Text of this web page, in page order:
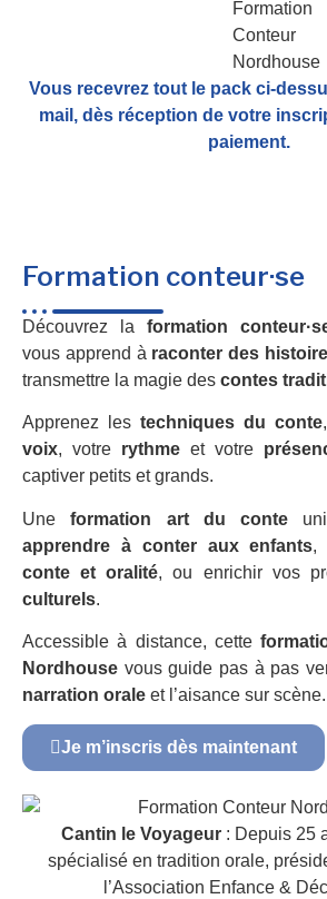
Vous recevrez tout le pack ci-
mail, dès réception de votre
paiement.
Formation conteur·se
Découvrez la formation
vous apprend à raconter des
transmettre la magie des contes
Apprenez les techniques du conte
voix, votre rythme et votre
captiver petits et grands.
Uneformation art du conte
apprendre à conter aux enfants,
conte et oralité, ou enrichir vos
culturels.
Accessible à distance, cette
Nordhouse vous guide pas à pas
narration orale et l’aisance sur scène.
Je m’inscris dès maintenant
Cantin le Voyageur : Depuis 25
spécialisé en tradition orale,
l’Association Enfance &